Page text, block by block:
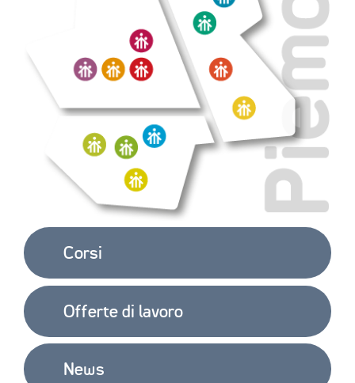
Corsi
Offerte di lavoro
News